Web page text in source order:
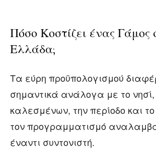
Πόσο Κοστίζει ένας Γάμος
Ελλάδα;
Τα εύρη προϋπολογισμού
σημαντικά ανάλογα με το νησί,
καλεσμένων, την περίοδο και
τον προγραμματισμό
έναντι συντονιστή.